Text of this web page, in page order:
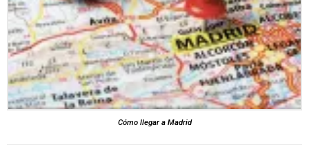
Cómo llegar a Madrid